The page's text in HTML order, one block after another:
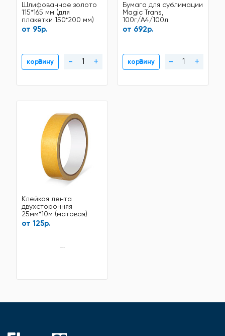
Шлифованное золото
115*165 мм (для
плакетки 150*200 мм)
алюминий для
сублимации ¶
от 95р.
В корзину - +
Бумага для сублимации
Magic Trans,
100г/A4/100л
от 692р.
В корзину - +
Клейкая лента
двухсторонняя
25мм*10м (матовая)
от 125р.